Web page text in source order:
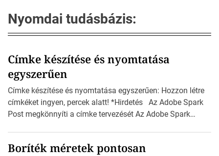
Nyomdai tudásbázis:
Címke készítése és nyomtatása
egyszerűen
Címke készítése és nyomtatása egyszerűen: Hozzon létre
címkéket ingyen, percek alatt! *Hirdetés Az Adobe Spark
Post megkönnyíti a címke tervezését Az Adobe Spark
igazán foroghatnak a kreatív fogaskerekek, miközben
Boríték méretek pontosan